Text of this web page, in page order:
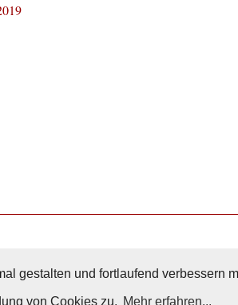
gestalten und fortlaufend verbessern
von Cookies zu. Mehr erfahren...